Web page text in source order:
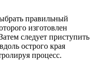
правильный
изготовлен
следует приступить
острого края
процесс.